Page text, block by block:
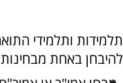
תלמידות ותלמידי
להיבחן באחת מבחינות